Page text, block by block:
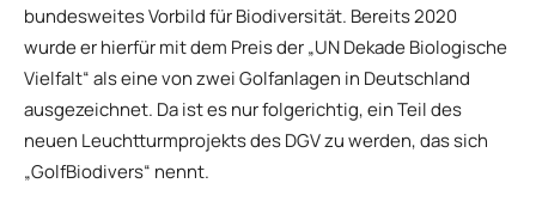
bundesweites Vorbild für Biodiversität. Bereits 2020
wurde er hierfür mit dem Preis der „UN Dekade Biologische
Vielfalt“ als eine von zwei Golfanlagen in Deutschland
ausgezeichnet. Da ist es nur folgerichtig, ein Teil des
neuen Leuchtturmprojekts des DGV zu werden, das sich
„GolfBiodivers“ nennt.